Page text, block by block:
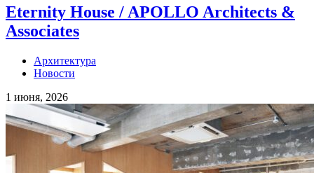
Eternity House / APOLLO Architects &
Associates
Архитектура
Новости
1 июня, 2026